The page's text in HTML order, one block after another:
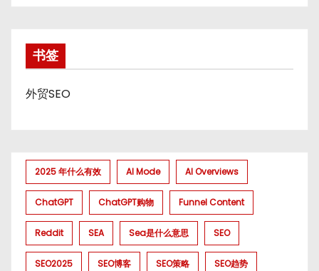
书签
外贸SEO
2025 年什么有效 AI Mode AI Overviews
ChatGPT ChatGPT购物 Funnel Content
Reddit SEA Sea是什么意思 SEO
SEO2025 SEO博客 SEO策略 SEO趋势